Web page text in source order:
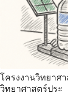
โครงงานวิทยาศ
วิทยาศาสตร์ประ